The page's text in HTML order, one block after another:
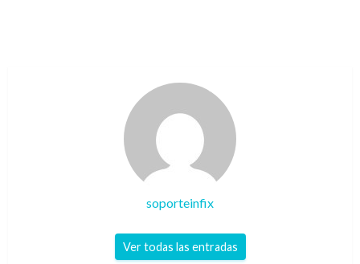
soporteinfix
Ver todas las entradas